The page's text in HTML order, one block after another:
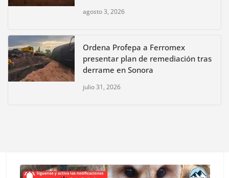
agosto 3, 2026
Ordena Profepa a Ferromex
presentar plan de remediación tras
derrame en Sonora
julio 31, 2026